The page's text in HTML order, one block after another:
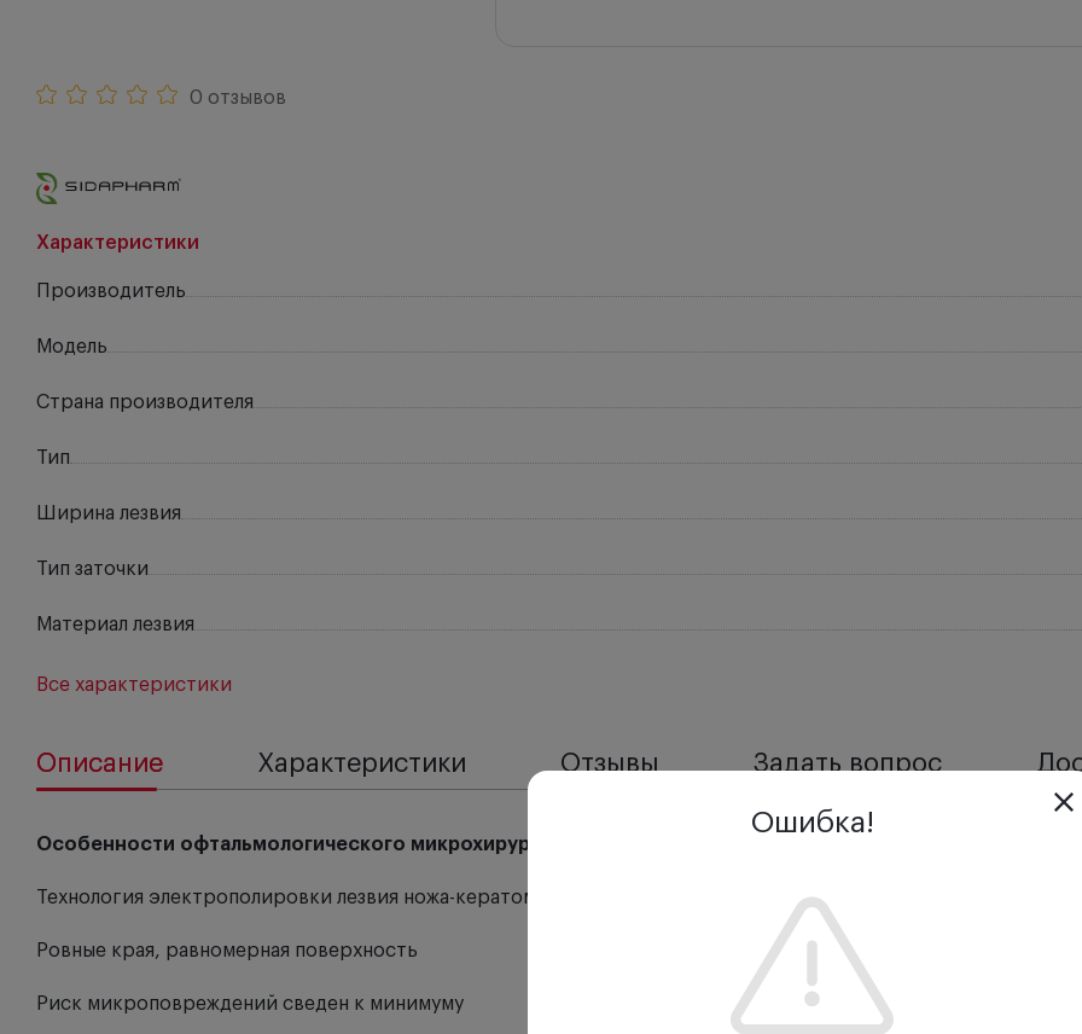
0 отзывов
Характеристики
Производитель
Модель
Страна производителя
Тип
Ширина лезвия
Тип заточки
Материал лезвия
Все характеристики
Описание Характеристики Отзывы Задать вопрос
Особенности офтальмологического микрохирургического ножа-кератома Sidapharm Slit DB 3.2 мм с
Технология электрополировки лезвия ножа-кератома обеспечивает точность и аккуратность надреза
Ровные края, равномерная поверхность
Риск микроповреждений сведен к минимуму
Ошибка!